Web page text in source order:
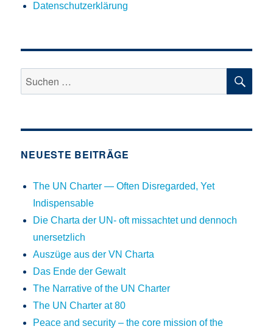
Datenschutzerklärung
Suchen
nach:
NEUESTE BEITRÄGE
The UN Charter — Often Disregarded, Yet
Indispensable
Die Charta der UN- oft missachtet und dennoch
unersetzlich
Auszüge aus der VN Charta
Das Ende der Gewalt
The Narrative of the UN Charter
The UN Charter at 80
Peace and security – the core mission of the